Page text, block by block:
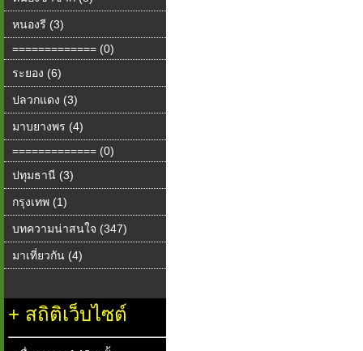
หนองรี (3)
============= (0)
ระยอง (6)
ปลวกแดง (3)
มาบยางพร (4)
============= (0)
ปทุมธานี (3)
กรุงเทพ (1)
บทความน่าสนใจ (347)
มาเที่ยวกัน (4)
+ สถิติเว็บไซต์